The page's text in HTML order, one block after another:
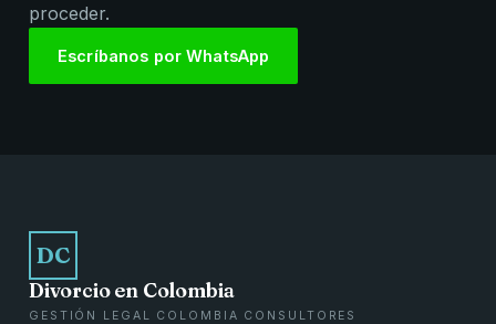
proceder.
Escríbanos por WhatsApp
DC
Divorcio en Colombia
GESTIÓN LEGAL COLOMBIA CONSULTORES